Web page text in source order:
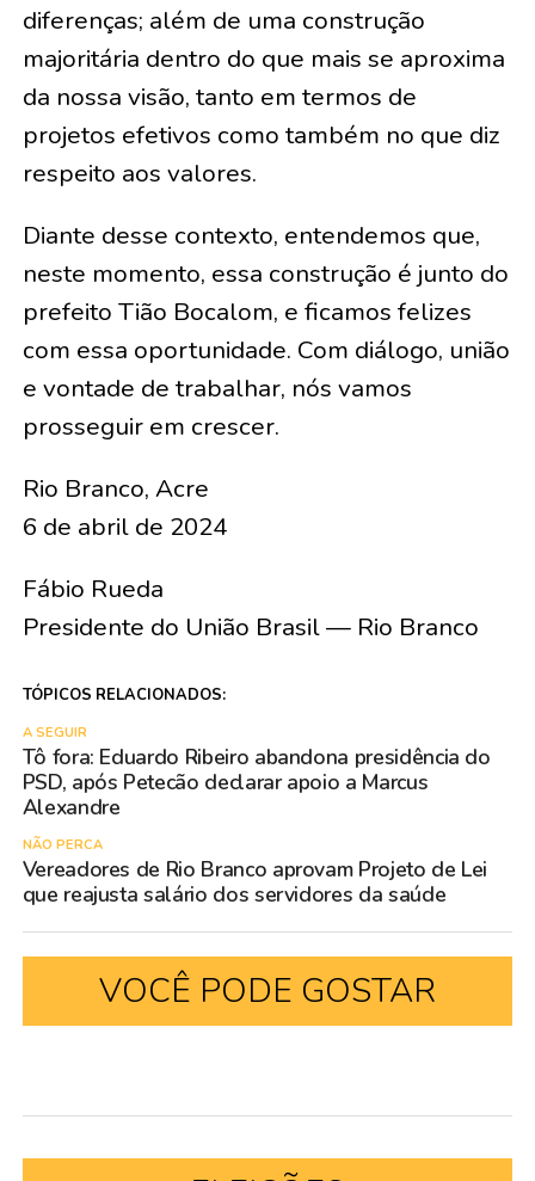
diferenças; além de uma construção
majoritária dentro do que mais se aproxima
da nossa visão, tanto em termos de
projetos efetivos como também no que diz
respeito aos valores.
Diante desse contexto, entendemos que,
neste momento, essa construção é junto do
prefeito Tião Bocalom, e ficamos felizes
com essa oportunidade. Com diálogo, união
e vontade de trabalhar, nós vamos
prosseguir em crescer.
Rio Branco, Acre
6 de abril de 2024
Fábio Rueda
Presidente do União Brasil — Rio Branco
TÓPICOS RELACIONADOS:
A SEGUIR
Tô fora: Eduardo Ribeiro abandona presidência do
PSD, após Petecão declarar apoio a Marcus
Alexandre
NÃO PERCA
Vereadores de Rio Branco aprovam Projeto de Lei
que reajusta salário dos servidores da saúde
VOCÊ PODE GOSTAR